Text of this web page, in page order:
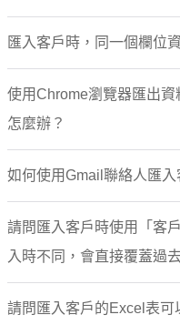
匯入客戶時，同一個欄位
使用Chrome瀏覽器匯出
怎麼辦？
如何使用Gmail聯絡人匯入
請問匯入客戶時使用「客
入時不同，會直接覆蓋過
請問匯入客戶的Excel表可